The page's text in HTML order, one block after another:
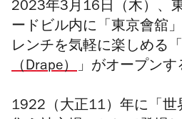
2023年3月16日（木）、
ードビル内に「東京會舘
レンチを気軽に楽しめる「
（Drape）」がオープンす
1922（大正11）年に 「